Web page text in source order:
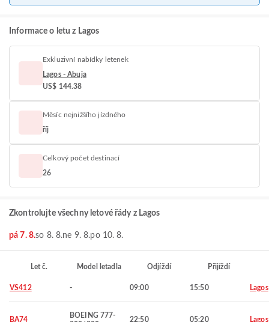
Informace o letu z Lagos
Exkluzivní nabídky letenek
Lagos - Abuja
US$ 144.38
Měsíc nejnižšího jízdného
říj
Celkový počet destinací
26
Zkontrolujte všechny letové řády z Lagos
pá 7. 8.so 8. 8.ne 9. 8.po 10. 8.
Let č. Model letadla Odjíždí Přijíždí
VS412 - 09:00 15:50 Lagos
BA74
BOEING 777-
22:50 05:20 Lagos